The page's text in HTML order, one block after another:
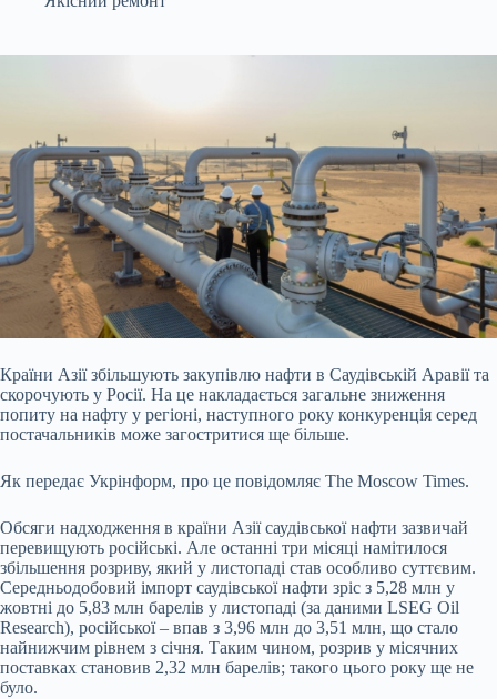
Країни Азії збільшують закупівлю нафти в Саудівській Аравії та
скорочують у Росії. На це накладається загальне зниження
попиту на нафту у регіоні, наступного року конкуренція серед
постачальників може загостритися ще більше.
Як передає Укрінформ, про це повідомляє The Moscow Times.
Обсяги надходження в країни Азії саудівської нафти зазвичай
перевищують російські. Але останні три місяці намітилося
збільшення розриву, який у листопаді став особливо суттєвим.
Середньодобовий імпорт саудівської нафти зріс з 5,28 млн у
жовтні до 5,83 млн барелів у листопаді (за даними LSEG Oil
Research), російської – впав з 3,96 млн до 3,51 млн, що стало
найнижчим рівнем з січня. Таким чином, розрив у місячних
поставках становив 2,32 млн барелів; такого цього року ще не
було.